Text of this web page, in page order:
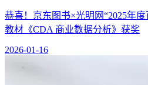
恭喜！京东图书×光明网“2025年
教材《CDA 商业数据分析》获奖
2026-01-16